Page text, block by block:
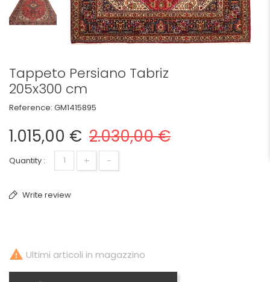
Tappeto Persiano Tabriz
205x300 cm
Reference: GM1415895
1.015,00 € 2.030,00 €
Quantity : + -
Write review
 Ultimi articoli in magazzino